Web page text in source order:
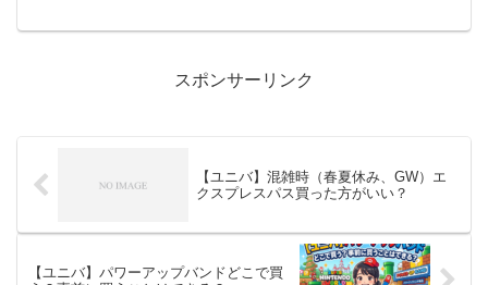
スポンサーリンク
【ユニバ】混雑時（春夏休み、GW）エ
クスプレスパス買った方がいい？
【ユニバ】パワーアップバンドどこで買